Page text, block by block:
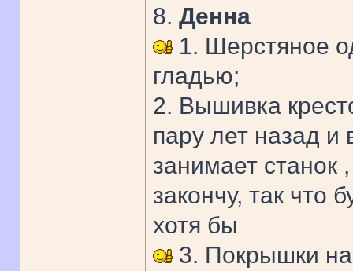
8. Денна
1. Шерстяное
гладью;
2. Вышивка
пару лет назад и
занимает станок
закончу, так что
хотя бы
3. Покрышки на